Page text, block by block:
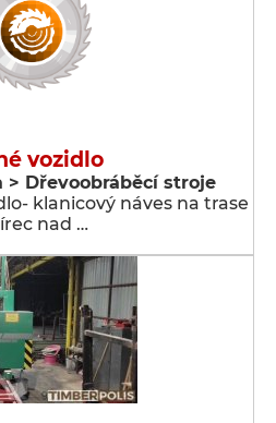
vozidlo
> Dřevoobráběcí stroje
klanicový náves na trase
nad …